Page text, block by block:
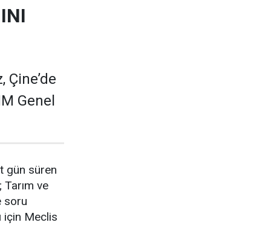
Genel
gün süren
ve
soru
için Meclis